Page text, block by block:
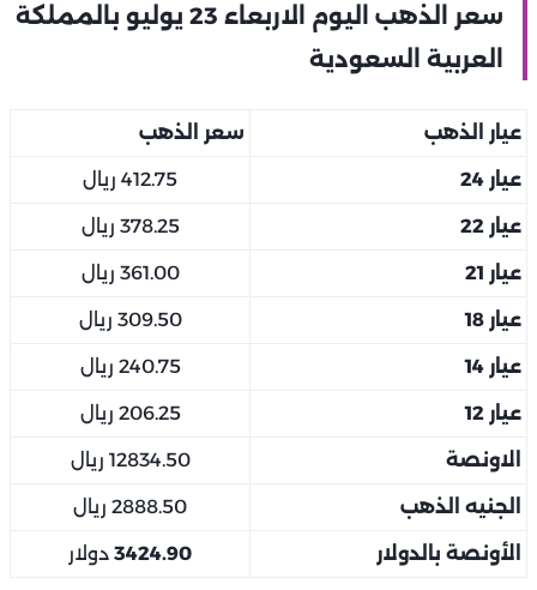
سعر الذهب اليوم الاربعاء 23 يوليو بالمملكة
العربية السعودية
عيار الذهب سعر الذهب
عيار 24 412.75 ريال
عيار 22 378.25 ريال
عيار 21 361.00 ريال
عيار 18 309.50 ريال
عيار 14 240.75 ريال
عيار 12 206.25 ريال
الاونصة 12834.50 ريال
الجنيه الذهب 2888.50 ريال
الأونصة بالدولار 3424.90 دولار